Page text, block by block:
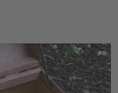
20€, incl.